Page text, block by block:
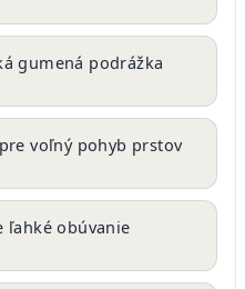
gumená podrážka
voľný pohyb prstov
ľahké obúvanie